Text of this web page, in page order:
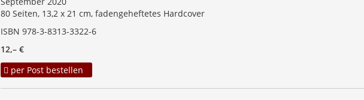
80 Seiten, 13,2 x 21 cm, fadengeheftetes Hardcover
ISBN 978-3-8313-3322-6
12,– €
per Post bestellen